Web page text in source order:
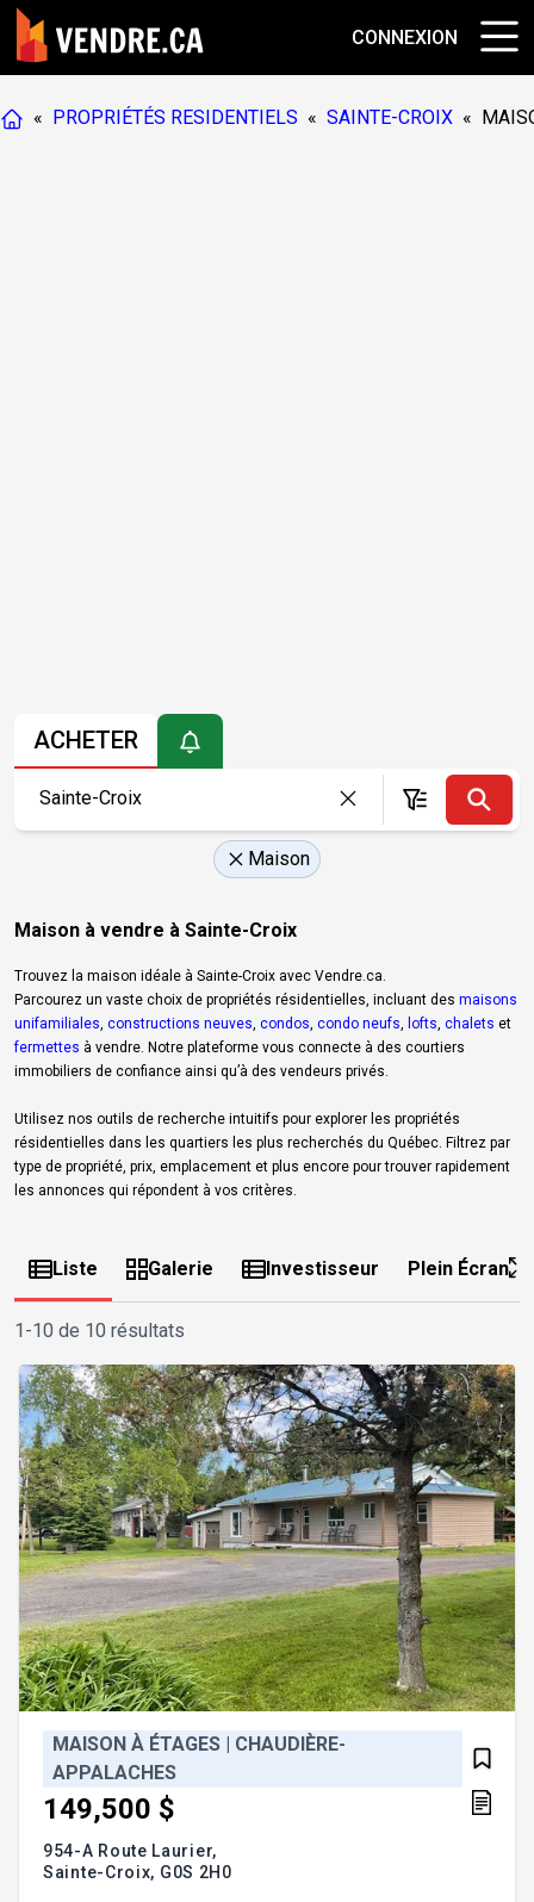
CONNEXION
« PROPRIÉTÉS RESIDENTIELS « SAINTE-CROIX «
ACHETER
Maison
Maison à vendre à Sainte-Croix
Trouvez la maison idéale à Sainte-Croix avec Vendre.ca.
Parcourez un vaste choix de propriétés résidentielles, incluant des maisons
unifamiliales constructions neuves condos condo neufs lofts chalets et
fermettes à vendre. Notre plateforme vous connecte à des courtiers
immobiliers de confiance ainsi qu’à des vendeurs privés.
Utilisez nos outils de recherche intuitifs pour explorer les propriétés
résidentielles dans les quartiers les plus recherchés du Québec. Filtrez par
type de propriété, prix, emplacement et plus encore pour trouver rapidement
les annonces qui répondent à vos critères.
Liste Galerie Investisseur Plein Écran
1-10 de 10 résultats
MAISON À ÉTAGES | CHAUDIÈRE-
APPALACHES
149,500 $
954-A Route Laurier,
Sainte-Croix, G0S 2H0